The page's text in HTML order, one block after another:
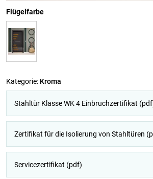
Flügelfarbe
Kategorie: Kroma
Stahltür Klasse WK 4 Einbruchzertifikat
Zertifikat für die Isolierung von Stahltüren
Servicezertifikat (pdf)